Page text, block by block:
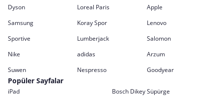
Dyson Loreal Paris
Apple
Samsung
Koray Spor
Lenovo
Sportive
Lumberjack
Salomon
Nike
adidas
Arzum
Suwen
Nespresso Goodyear
Popüler Sayfalar
iPad
Bosch Dikey Süpürge